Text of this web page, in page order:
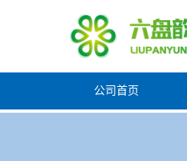
公司首页